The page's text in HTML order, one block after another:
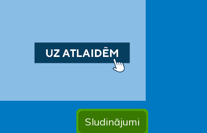
Sludinājumi